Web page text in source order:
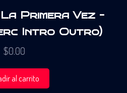
Primera Vez –
Intro Outro)
$0.00
al carrito